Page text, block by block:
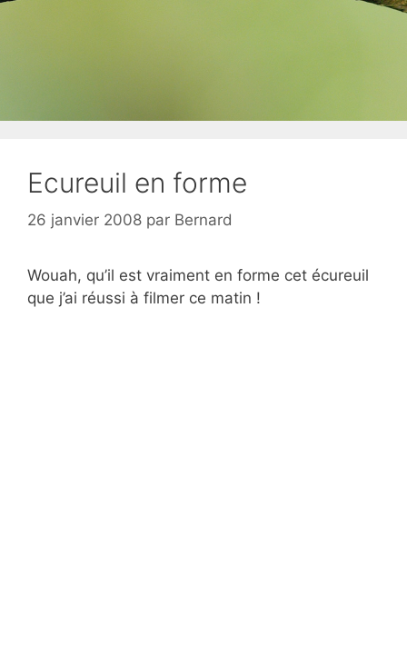
Ecureuil en forme
26 janvier 2008 par Bernard
Wouah, qu’il est vraiment en forme cet écureuil
que j’ai réussi à filmer ce matin !